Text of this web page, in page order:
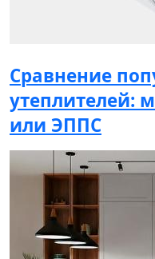
Сравнение
утеплителей:
или ЭППС